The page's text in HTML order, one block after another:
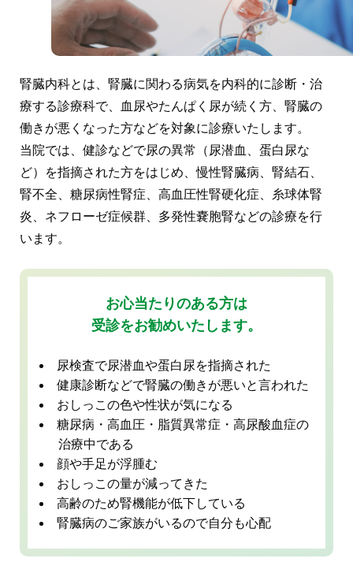
腎臓内科とは、腎臓に関わる病気を内科的に診断・治
療する診療科で、血尿やたんぱく尿が続く方、腎臓の
働きが悪くなった方などを対象に診療いたします。
当院では、健診などで尿の異常（尿潜血、蛋白尿な
ど）を指摘された方をはじめ、慢性腎臓病、腎結石、
腎不全、糖尿病性腎症、高血圧性腎硬化症、糸球体腎
炎、ネフローゼ症候群、多発性嚢胞腎などの診療を行
います。
お心当たりのある方は
受診をお勧めいたします。
尿検査で尿潜血や蛋白尿を指摘された
健康診断などで腎臓の働きが悪いと言われた
おしっこの色や性状が気になる
糖尿病・高血圧・脂質異常症・高尿酸血症の
治療中である
顔や手足が浮腫む
おしっこの量が減ってきた
高齢のため腎機能が低下している
腎臓病のご家族がいるので自分も心配